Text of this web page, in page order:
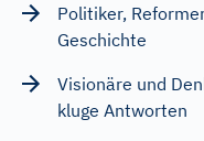
Politiker,
Geschichte
Visionäre und
kluge Antworten